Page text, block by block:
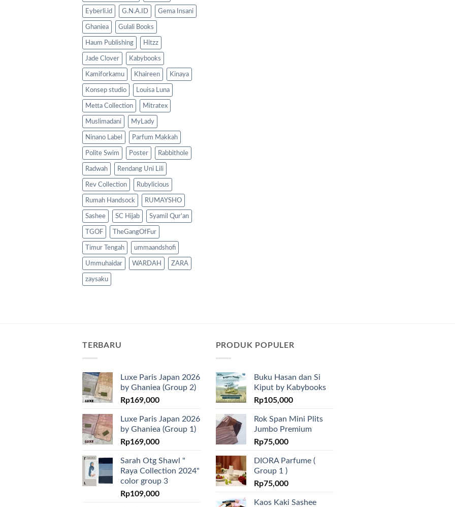
Eyberli.id G.N.A.ID Gema Insani
Ghaniea Gulali Books
Haum Publishing Hitzz
Jade Clover Kabybooks
Kamiforkamu Khaireen Kinaya
Konsep studio Louisa Luna
Metta Collection Mitratex
Muslimadani MyLady
Ninano Label Parfum Makkah
Polite Swim Poster Rabbithole
Radwah Rendang Uni Lili
Rev Collection Rubylicious
Rumah Handsock RUMAYSHO
Sashee SC Hijab Syamil Qur'an
TGOF TheGangOfFur
Timur Tengah ummaandshofi
Ummuhaidar WARDAH ZARA
zaysaku
TERBARU
Luxe Paris Japan 2026
by Ghaniea (Group 2)
Rp169,000
Luxe Paris Japan 2026
by Ghaniea (Group 1)
Rp169,000
Sarah Otg Shawl "
Raya Collection 2024"
color group 3
Rp109,000
PRODUK POPULER
Buku Hasan dan Si
Kiput by Kabybooks
Rp105,000
Rok Span Mini Plits
Jumbo Premium
Rp75,000
DIORA Parfume (
Group 1 )
Rp75,000
Kaos Kaki Sashee